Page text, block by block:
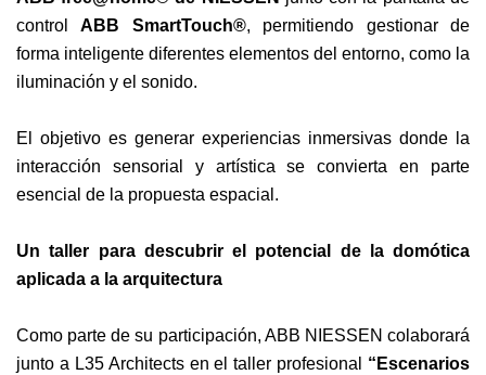
controlABB SmartTouch®, permitiendo gestionar de
forma inteligente diferentes elementos del entorno, como la
iluminación y el sonido.
El objetivo es generar experiencias inmersivas donde la
interacción sensorial y artística se convierta en parte
esencial de la propuesta espacial.
Un taller para descubrir el potencial de la domótica
aplicada a la arquitectura
Como parte de su participación, ABB NIESSEN colaborará
junto a L35 Architects en el taller profesional “Escenarios